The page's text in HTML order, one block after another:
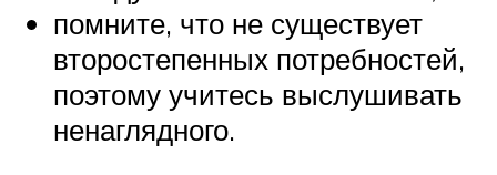
помните, что не существует
второстепенных потребностей,
поэтому учитесь выслушивать
ненаглядного.